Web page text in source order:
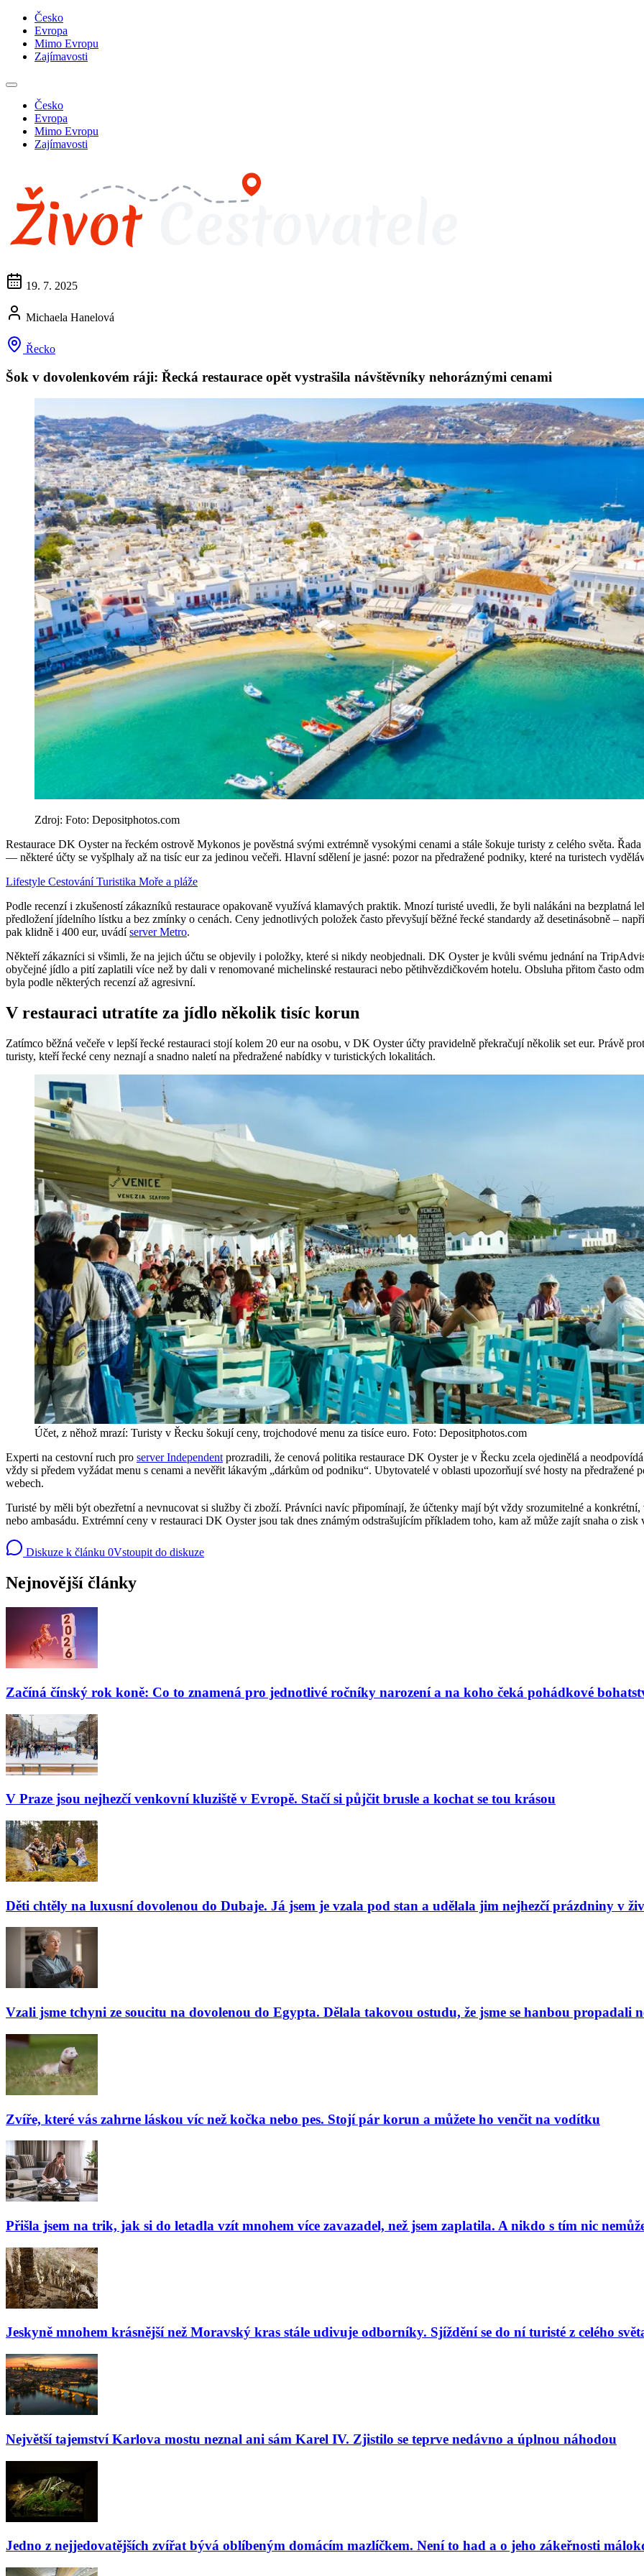
Česko
Evropa
Mimo Evropu
Zajímavosti
Česko
Evropa
Mimo Evropu
Zajímavosti
19. 7. 2025
Michaela Hanelová
Řecko
Šok v dovolenkovém ráji: Řecká restaurace opět vystrašila návštěvníky nehoráznými cenami
Zdroj: Foto: Depositphotos.com
Restaurace DK Oyster na řeckém ostrově Mykonos je pověstná svými extrémně vysokými cenami a stále šokuje turisty z celého světa.
— některé účty se vyšplhaly až na tisíc eur za jedinou večeři. Hlavní sdělení je jasné: pozor na předražené podniky, které na turistech
Lifestyle CestováníTuristika Moře a pláže
Podle recenzí i zkušeností zákazníků restaurace opakovaně využívá klamavých praktik. Mnozí turisté uvedli, že byli nalákáni na bezplatná
předložení jídelního lístku a bez zmínky o cenách. Ceny jednotlivých položek často převyšují běžné řecké standardy až desetinásobně –
pak klidně i 400 eur, uvádíserver Metro.
Někteří zákazníci si všimli, že na jejich účtu se objevily i položky, které si nikdy neobjednali. DK Oyster je kvůli svému jednání na
obyčejné jídlo a pití zaplatili více než by dali v renomované michelinské restauraci nebo pětihvězdičkovém hotelu. Obsluha přitom často
byla podle některých recenzí až agresivní.
V restauraci utratíte za jídlo několik tisíc korun
Zatímco běžná večeře v lepší řecké restauraci stojí kolem 20 eur na osobu, v DK Oyster účty pravidelně překračují několik set eur. Právě
turisty, kteří řecké ceny neznají a snadno naletí na předražené nabídky v turistických lokalitách.
Účet, z něhož mrazí: Turisty v Řecku šokují ceny, trojchodové menu za tisíce euro. Foto: Depositphotos.com
Experti na cestovní ruch pro server Independent prozradili, že cenová politika restaurace DK Oyster je v Řecku zcela ojedinělá a
vždy si předem vyžádat menu s cenami a nevěřit lákavým „dárkům od podniku“. Ubytovatelé v oblasti upozorňují své hosty na
webech.
Turisté by měli být obezřetní a nevnucovat si služby či zboží. Právníci navíc připomínají, že účtenky mají být vždy srozumitelné a
nebo ambasádu. Extrémní ceny v restauraci DK Oyster jsou tak dnes známým odstrašujícím příkladem toho, kam až může zajít snaha o
Diskuze k článku 0Vstoupit do diskuze
Nejnovější články
Začíná čínský rok koně: Co to znamená pro jednotlivé ročníky narození a na koho čeká pohádkové
V Praze jsou nejhezčí venkovní kluziště v Evropě. Stačí si půjčit brusle a kochat se tou krásou
Děti chtěly na luxusní dovolenou do Dubaje. Já jsem je vzala pod stan a udělala jim nejhezčí prázdniny v
Vzali jsme tchyni ze soucitu na dovolenou do Egypta. Dělala takovou ostudu, že jsme se hanbou propadali
Zvíře, které vás zahrne láskou víc než kočka nebo pes. Stojí pár korun a můžete ho venčit na vodítku
Přišla jsem na trik, jak si do letadla vzít mnohem více zavazadel, než jsem zaplatila. A nikdo s tím nic
Jeskyně mnohem krásnější než Moravský kras stále udivuje odborníky. Sjíždění se do ní turisté z celého
Největší tajemství Karlova mostu neznal ani sám Karel IV. Zjistilo se teprve nedávno a úplnou náhodou
Jedno z nejjedovatějších zvířat bývá oblíbeným domácím mazlíčkem. Není to had a o jeho zákeřnosti